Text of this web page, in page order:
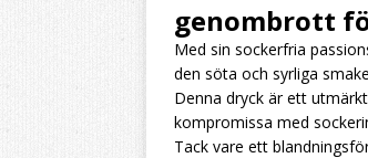
genombrott
Med sin sockerfria
den söta och syrliga
Denna dryck är ett
kompromissa med
Tack vare ett